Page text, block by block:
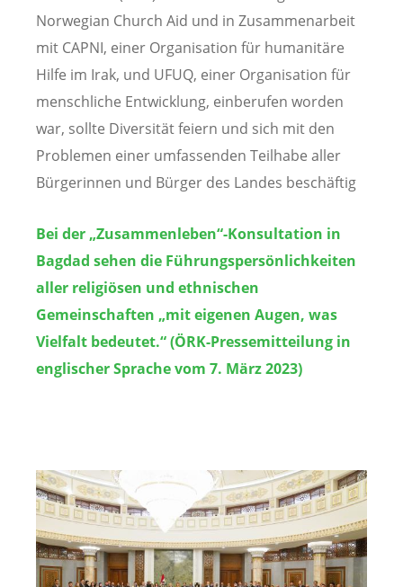
Norwegian Church Aid und in Zusammenarbeit
mit CAPNI, einer Organisation für humanitäre
Hilfe im Irak, und UFUQ, einer Organisation für
menschliche Entwicklung, einberufen worden
war, sollte Diversität feiern und sich mit den
Problemen einer umfassenden Teilhabe aller
Bürgerinnen und Bürger des Landes beschäftig
Bei der „Zusammenleben“-Konsultation in
Bagdad sehen die Führungspersönlichkeiten
aller religiösen und ethnischen
Gemeinschaften „mit eigenen Augen, was
Vielfalt bedeutet.“ (ÖRK-Pressemitteilung in
englischer Sprache vom 7. März 2023)
Image